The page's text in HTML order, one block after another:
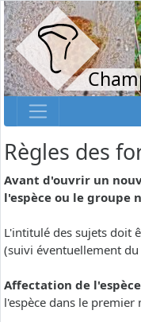
Règles des
Avant d'ouvrir un
l'espèce ou le groupe
L'intitulé des sujets doit
(suivi éventuellement
Affectation de
l'espèce dans le premier